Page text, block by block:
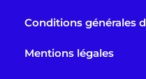
Conditions générales
Mentions légales